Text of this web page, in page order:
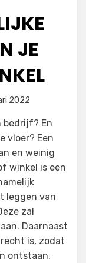
JE
2022
bedrijf? En
vloer? Een
en weinig
winkel is een
leggen van
zal
Daarnaast
is, zodat
ontstaan.